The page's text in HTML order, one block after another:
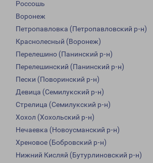
Россошь
Воронеж
Петропавловка (Петропавловский р-н)
Краснолесный (Воронеж)
Перелешино (Панинский р-н)
Перелешинский (Панинский р-н)
Пески (Поворинский р-н)
Девица (Семилукский р-н)
Стрелица (Семилукский р-н)
Хохол (Хохольский р-н)
Нечаевка (Новоусманский р-н)
Хреновое (Бобровский р-н)
Нижний Кисляй (Бутурлиновский р-н)